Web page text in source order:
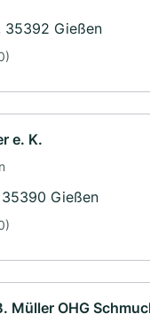
35392 Gießen
e. K.
Gießen
Müller OHG